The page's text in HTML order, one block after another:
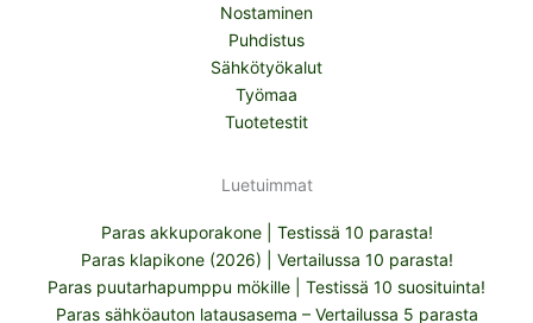
Nostaminen
Puhdistus
Sähkötyökalut
Työmaa
Tuotetestit
Luetuimmat
Paras akkuporakone | Testissä 10 parasta!
Paras klapikone (2026) | Vertailussa 10 parasta!
Paras puutarhapumppu mökille | Testissä 10 suosituinta!
Paras sähköauton latausasema – Vertailussa 5 parasta